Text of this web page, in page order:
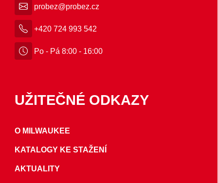
probez@probez.cz
+420 724 993 542
Po - Pá 8:00 - 16:00
UŽITEČNÉ ODKAZY
O MILWAUKEE
KATALOGY KE STAŽENÍ
AKTUALITY